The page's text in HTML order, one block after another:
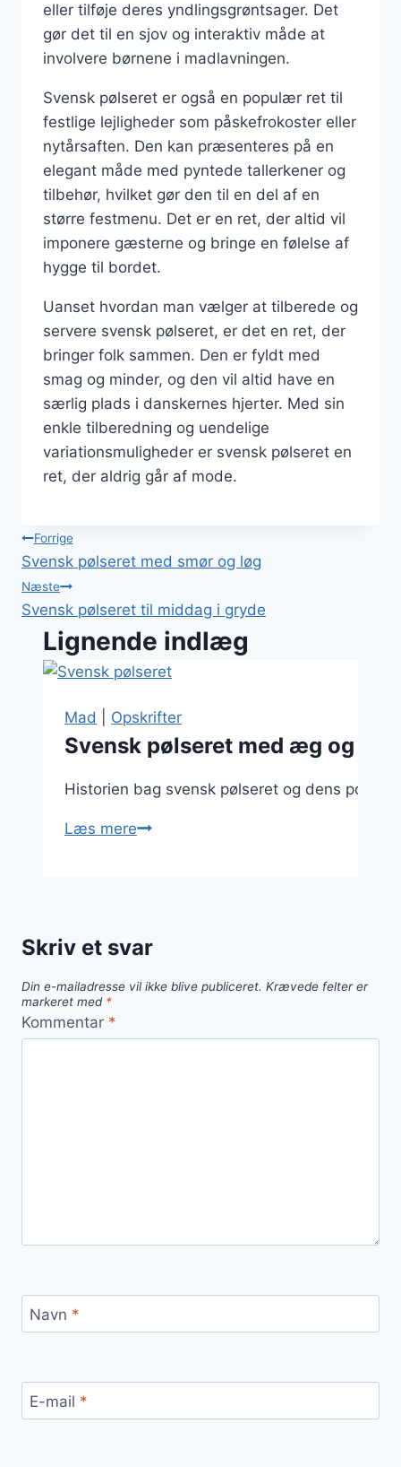
eller tilføje deres yndlingsgrøntsager. Det
gør det til en sjov og interaktiv måde at
involvere børnene i madlavningen.
Svensk pølseret er også en populær ret til
festlige lejligheder som påskefrokoster eller
nytårsaften. Den kan præsenteres på en
elegant måde med pyntede tallerkener og
tilbehør, hvilket gør den til en del af en
større festmenu. Det er en ret, der altid vil
imponere gæsterne og bringe en følelse af
hygge til bordet.
Uanset hvordan man vælger at tilberede og
servere svensk pølseret, er det en ret, der
bringer folk sammen. Den er fyldt med
smag og minder, og den vil altid have en
særlig plads i danskernes hjerter. Med sin
enkle tilberedning og uendelige
variationsmuligheder er svensk pølseret en
ret, der aldrig går af mode.
Indlægsnavigation
Forrige
Svensk pølseret med smør og løg
Næste
Svensk pølseret til middag i gryde
Lignende indlæg
Mad Opskrifter
Svensk pølseret med æg og
Historien bag svensk pølseret og dens
Læs mereSvensk
flødeskum
Skriv et svar
Din e-mailadresse vil ikke blive publiceret. Krævede felter er
markeret med *
Kommentar *
Navn *
E-mail *